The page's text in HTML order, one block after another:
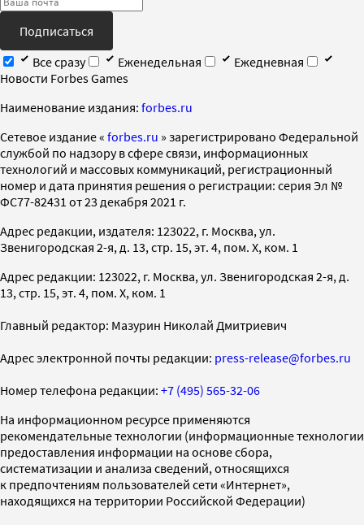
Подписаться
Все сразу
Еженедельная
Ежедневная
Новости Forbes Games
Наименование издания: forbes.ru
Cетевое издание « forbes.ru » зарегистрировано Федеральной
службой по надзору в сфере связи, информационных
технологий и массовых коммуникаций, регистрационный
номер и дата принятия решения о регистрации: серия Эл №
ФС77-82431 от 23 декабря 2021 г.
Адрес редакции, издателя: 123022, г. Москва, ул.
Звенигородская 2-я, д. 13, стр. 15, эт. 4, пом. X, ком. 1
Адрес редакции: 123022, г. Москва, ул. Звенигородская 2-я, д.
13, стр. 15, эт. 4, пом. X, ком. 1
Главный редактор: Мазурин Николай Дмитриевич
Адрес электронной почты редакции: press-release@forbes.ru
Номер телефона редакции: +7 (495) 565-32-06
На информационном ресурсе применяются
рекомендательные технологии (информационные технологии
предоставления информации на основе сбора,
систематизации и анализа сведений, относящихся
к предпочтениям пользователей сети «Интернет»,
находящихся на территории Российской Федерации)